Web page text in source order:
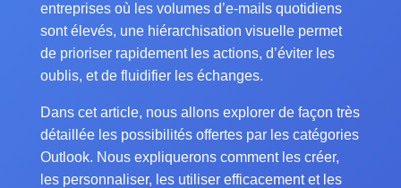
entreprises où les volumes d’e-mails quotidiens
sont élevés, une hiérarchisation visuelle permet
de prioriser rapidement les actions, d’éviter les
oublis, et de fluidifier les échanges.
Dans cet article, nous allons explorer de façon très
détaillée les possibilités offertes par les catégories
Outlook. Nous expliquerons comment les créer,
les personnaliser, les utiliser efficacement et les